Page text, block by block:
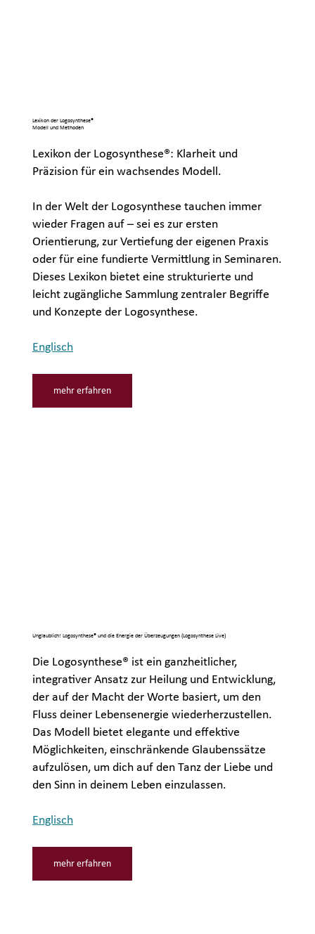
Lexikon der Logosynthese®
Modell und Methoden
Lexikon der Logosynthese®: Klarheit und
Präzision für ein wachsendes Modell.
In der Welt der Logosynthese tauchen immer
wieder Fragen auf – sei es zur ersten
Orientierung, zur Vertiefung der eigenen Praxis
oder für eine fundierte Vermittlung in Seminaren.
Dieses Lexikon bietet eine strukturierte und
leicht zugängliche Sammlung zentraler Begriffe
und Konzepte der Logosynthese.
Englisch
mehr erfahren
Unglaublich! Logosynthese® und die Energie der Überzeugungen (Logosynthese Live)
Die Logosynthese® ist ein ganzheitlicher,
integrativer Ansatz zur Heilung und Entwicklung,
der auf der Macht der Worte basiert, um den
Fluss deiner Lebensenergie wiederherzustellen.
Das Modell bietet elegante und effektive
Möglichkeiten, einschränkende Glaubenssätze
aufzulösen, um dich auf den Tanz der Liebe und
den Sinn in deinem Leben einzulassen.
Englisch
mehr erfahren